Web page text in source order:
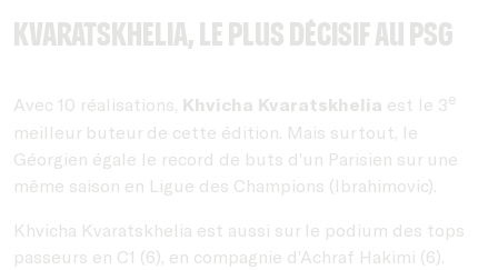
Kvaratskhelia, le plus décisif au PSG
Avec 10 réalisations, Khvicha Kvaratskhelia est le 3e
meilleur buteur de cette édition. Mais surtout, le
Géorgien égale le record de buts d’un Parisien sur une
même saison en Ligue des Champions (Ibrahimovic).
Khvicha Kvaratskhelia est aussi sur le podium des tops
passeurs en C1 (6), en compagnie d’Achraf Hakimi (6).